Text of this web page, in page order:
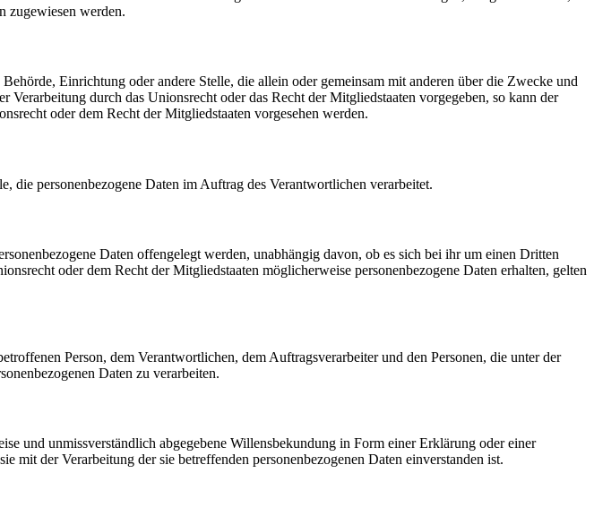
zugewiesen werden.
Einrichtung oder andere Stelle, die allein oder gemeinsam mit anderen über die Zwecke und
durch das Unionsrecht oder das Recht der Mitgliedstaaten vorgegeben, so kann der
oder dem Recht der Mitgliedstaaten vorgesehen werden.
die personenbezogene Daten im Auftrag des Verantwortlichen verarbeitet.
Daten offengelegt werden, unabhängig davon, ob es sich bei ihr um einen Dritten
oder dem Recht der Mitgliedstaaten möglicherweise personenbezogene Daten erhalten, gelten
Person, dem Verantwortlichen, dem Auftragsverarbeiter und den Personen, die unter der
Daten zu verarbeiten.
und unmissverständlich abgegebene Willensbekundung in Form einer Erklärung oder einer
mit der Verarbeitung der sie betreffenden personenbezogenen Daten einverstanden ist.